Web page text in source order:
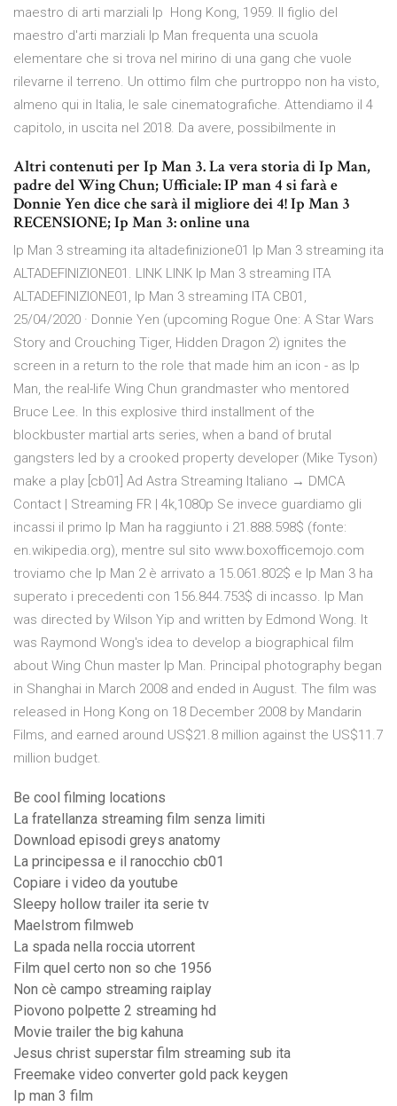
maestro di arti marziali Ip Hong Kong, 1959. Il figlio del
maestro d'arti marziali Ip Man frequenta una scuola
elementare che si trova nel mirino di una gang che vuole
rilevarne il terreno. Un ottimo film che purtroppo non ha visto,
almeno qui in Italia, le sale cinematografiche. Attendiamo il 4
capitolo, in uscita nel 2018. Da avere, possibilmente in
Altri contenuti per Ip Man 3. La vera storia di Ip Man,
padre del Wing Chun; Ufficiale: IP man 4 si farà e
Donnie Yen dice che sarà il migliore dei 4! Ip Man 3
RECENSIONE; Ip Man 3: online una
Ip Man 3 streaming ita altadefinizione01 Ip Man 3 streaming ita
ALTADEFINIZIONE01. LINK LINK Ip Man 3 streaming ITA
ALTADEFINIZIONE01, Ip Man 3 streaming ITA CB01,
25/04/2020 · Donnie Yen (upcoming Rogue One: A Star Wars
Story and Crouching Tiger, Hidden Dragon 2) ignites the
screen in a return to the role that made him an icon - as Ip
Man, the real-life Wing Chun grandmaster who mentored
Bruce Lee. In this explosive third installment of the
blockbuster martial arts series, when a band of brutal
gangsters led by a crooked property developer (Mike Tyson)
make a play [cb01] Ad Astra Streaming Italiano → DMCA
Contact | Streaming FR | 4k,1080p Se invece guardiamo gli
incassi il primo Ip Man ha raggiunto i 21.888.598$ (fonte:
en.wikipedia.org), mentre sul sito www.boxofficemojo.com
troviamo che Ip Man 2 è arrivato a 15.061.802$ e Ip Man 3 ha
superato i precedenti con 156.844.753$ di incasso. Ip Man
was directed by Wilson Yip and written by Edmond Wong. It
was Raymond Wong's idea to develop a biographical film
about Wing Chun master Ip Man. Principal photography began
in Shanghai in March 2008 and ended in August. The film was
released in Hong Kong on 18 December 2008 by Mandarin
Films, and earned around US$21.8 million against the US$11.7
million budget.
Be cool filming locations
La fratellanza streaming film senza limiti
Download episodi greys anatomy
La principessa e il ranocchio cb01
Copiare i video da youtube
Sleepy hollow trailer ita serie tv
Maelstrom filmweb
La spada nella roccia utorrent
Film quel certo non so che 1956
Non cè campo streaming raiplay
Piovono polpette 2 streaming hd
Movie trailer the big kahuna
Jesus christ superstar film streaming sub ita
Freemake video converter gold pack keygen
Ip man 3 film